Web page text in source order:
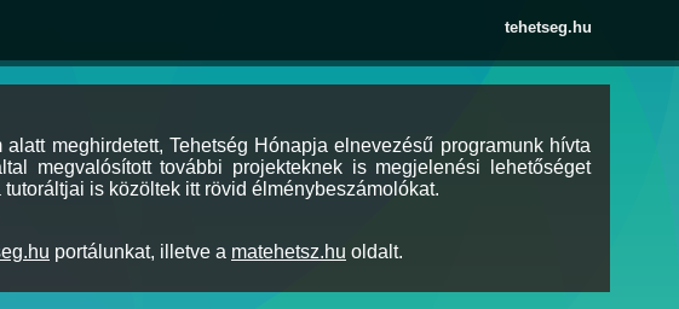
tehetseg.hu
meghirdetett, Tehetség Hónapja elnevezésű programunk hívta
megvalósított további projekteknek is megjelenési lehetőséget
is közöltek itt rövid élménybeszámolókat.
portálunkat, illetve a matehetsz.hu oldalt.